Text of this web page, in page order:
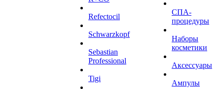
Refectocil
Schwarzkopf
Sebastian
Professional
Tigi
СПА-
процедуры
Наборы
косметики
Аксессуары
Ампулы